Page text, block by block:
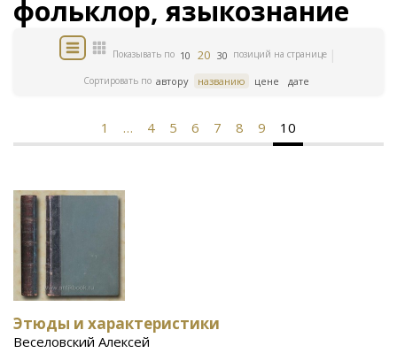
фольклор, языкознание
Показывать по 10 20 30 позиций на странице
Сортировать по автору названию цене дате
1 … 4 5 6 7 8 9 10
Этюды и характеристики
Веселовский Алексей